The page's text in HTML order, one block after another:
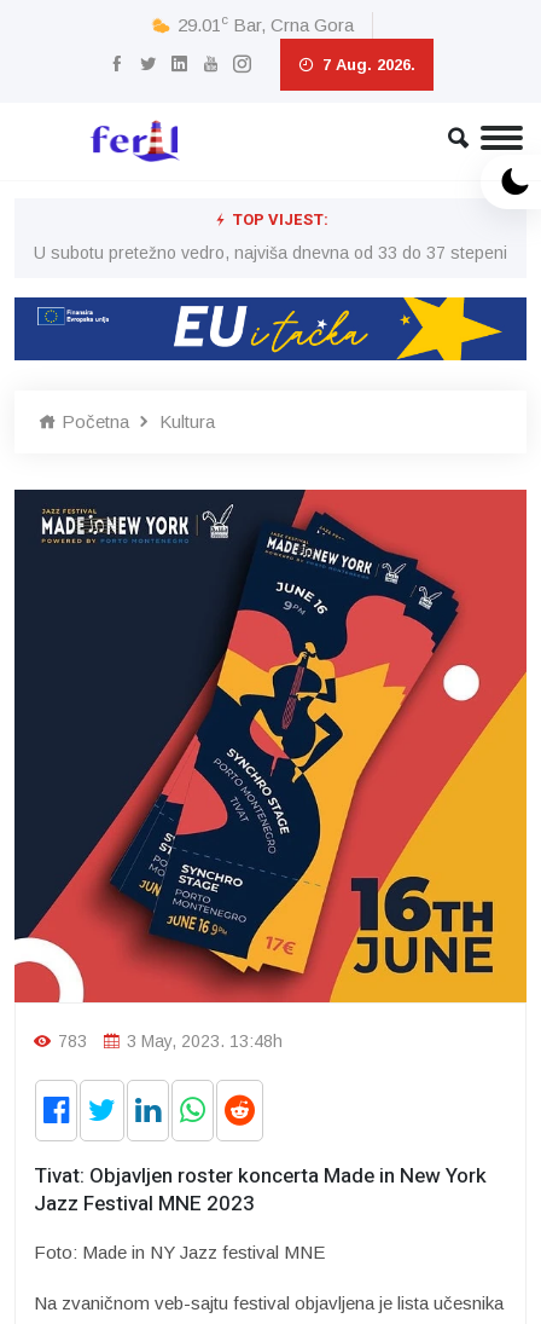
29.01 c Bar, Crna Gora
7 Aug. 2026.
TOP VIJEST:
U subotu pretežno vedro, najviša dnevna od 33 do 37 stepeni
Početna Kultura
783 3 May, 2023. 13:48h
Tivat: Objavljen roster koncerta Made in New York
Jazz Festival MNE 2023
Foto: Made in NY Jazz festival MNE
Na zvaničnom veb-sajtu festival objavljena je lista učesnika